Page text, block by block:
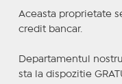
Aceasta proprietate
credit bancar.
Departamentul
sta la dispozitie